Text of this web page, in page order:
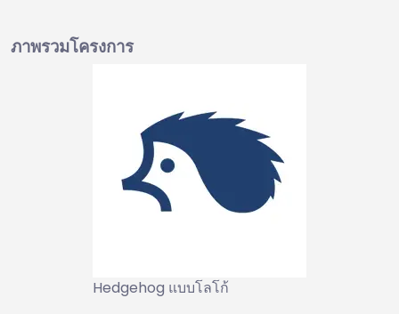
ภาพรวมโครงการ
Hedgehog แบบโลโก้